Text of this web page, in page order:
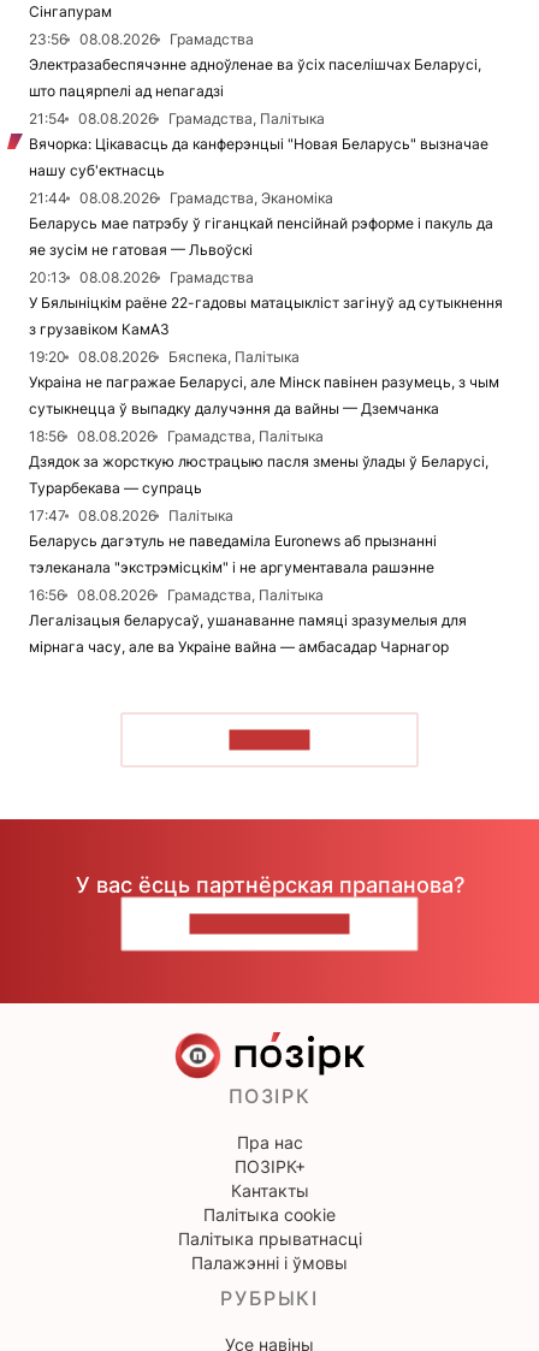
Сінгапурам
23:56
08.08.2026
Грамадства
Электразабеспячэнне адноўленае ва ўсіх паселішчах Беларусі,
што пацярпелі ад непагадзі
21:54
08.08.2026
Грамадства, Палітыка
Вячорка: Цікавасць да канферэнцыі "Новая Беларусь" вызначае
нашу суб'ектнасць
21:44
08.08.2026
Грамадства, Эканоміка
Беларусь мае патрэбу ў гіганцкай пенсійнай рэформе і пакуль да
яе зусім не гатовая — Львоўскі
20:13
08.08.2026
Грамадства
У Бялыніцкім раёне 22-гадовы матацыкліст загінуў ад сутыкнення
з грузавіком КамАЗ
19:20
08.08.2026
Бяспека, Палітыка
Украіна не пагражае Беларусі, але Мінск павінен разумець, з чым
сутыкнецца ў выпадку далучэння да вайны — Дземчанка
18:56
08.08.2026
Грамадства, Палітыка
Дзядок за жорсткую люстрацыю пасля змены ўлады ў Беларусі,
Турарбекава — супраць
17:47
08.08.2026
Палітыка
Беларусь дагэтуль не паведаміла Euronews аб прызнанні
тэлеканала "экстрэмісцкім" і не аргументавала рашэнне
16:56
08.08.2026
Грамадства, Палітыка
Легалізацыя беларусаў, ушанаванне памяці зразумелыя для
мірнага часу, але ва Украіне вайна — амбасадар Чарнагор
У вас ёсць партнёрская прапанова?
ПОЗІРК
Пра нас
ПОЗІРК+
Кантакты
Палітыка cookie
Палітыка прыватнасці
Палажэнні і ўмовы
РУБРЫКІ
Усе навіны